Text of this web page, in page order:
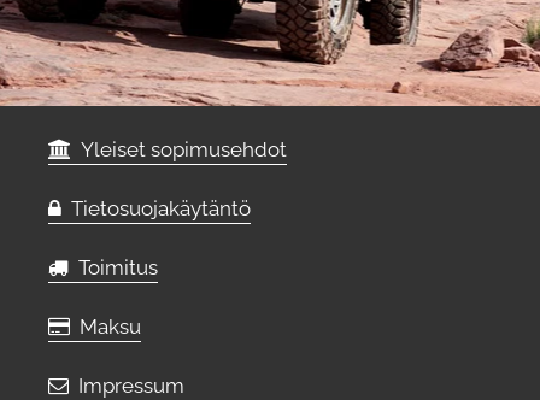
Yleiset sopimusehdot
Tietosuojakäytäntö
Toimitus
Maksu
Impressum